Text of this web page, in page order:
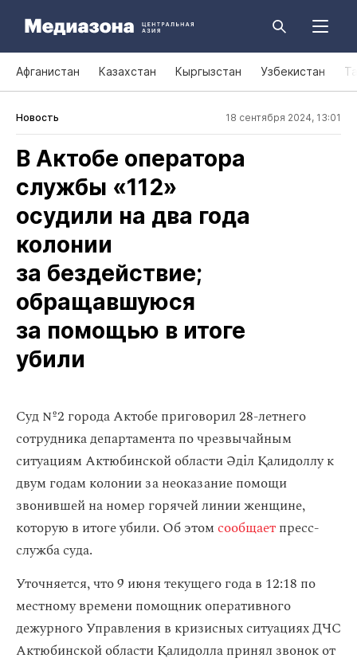
Афганистан Казахстан Кыргызстан Узбекистан
Новость 18 сентября 2024, 13:01
В Актобе оператора
службы «112»
осудили на два года
колонии
за бездействие;
обращавшуюся
за помощью в итоге
убили
Суд №2 города Актобе приговорил 28-летнего
сотрудника департамента по чрезвычайным
ситуациям Актюбинской области Әділ Қалидоллу к
двум годам колонии за неоказание помощи
звонившей на номер горячей линии женщине,
которую в итоге убили. Об этомсообщаетпресс-
служба суда.
Уточняется, что 9 июня текущего года в 12:18 по
местному времени помощник оперативного
дежурного Управления в кризисных ситуациях ДЧС
Актюбинской области Қалидолла принял звонок от